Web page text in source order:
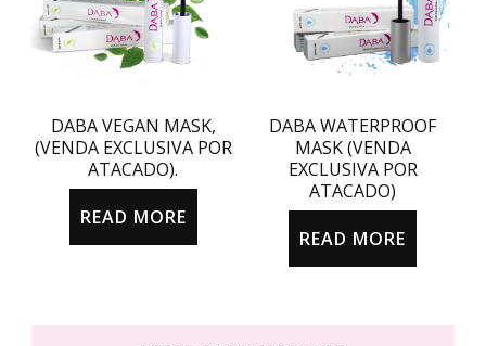
DABA VEGAN MASK,
(VENDA EXCLUSIVA POR
ATACADO).
READ MORE
DABA WATERPROOF
MASK (VENDA
EXCLUSIVA POR
ATACADO)
READ MORE